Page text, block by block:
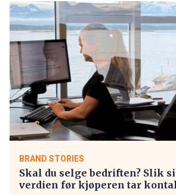
BRAND STORIES
Skal du selge bedriften? Slik
verdien før kjøperen tar